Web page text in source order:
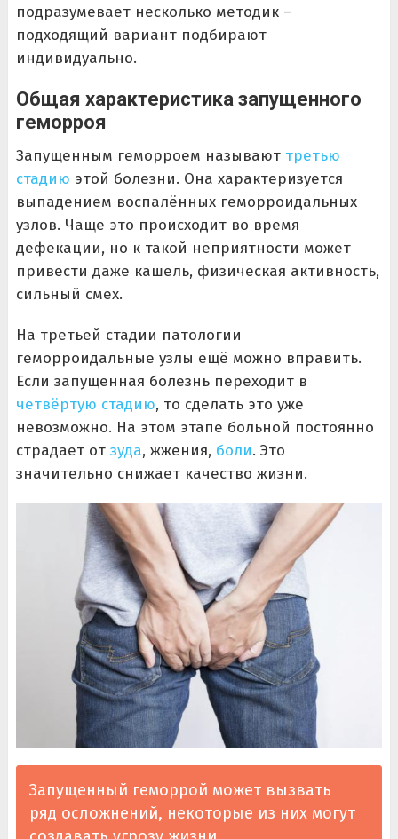
подразумевает несколько методик –
подходящий вариант подбирают
индивидуально.
Общая характеристика запущенного
геморроя
Запущенным геморроем называют третью
стадию этой болезни. Она характеризуется
выпадением воспалённых геморроидальных
узлов. Чаще это происходит во время
дефекации, но к такой неприятности может
привести даже кашель, физическая активность,
сильный смех.
На третьей стадии патологии
геморроидальные узлы ещё можно вправить.
Если запущенная болезнь переходит в
четвёртую стадию, то сделать это уже
невозможно. На этом этапе больной постоянно
страдает от зуда, жжения, боли. Это
значительно снижает качество жизни.
Запущенный геморрой может вызвать
ряд осложнений, некоторые из них могут